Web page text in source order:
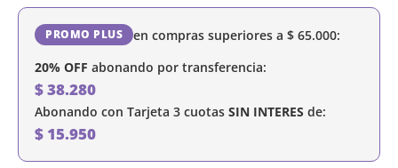
PROMO PLUS en compras superiores a $ 65.000:
20% OFF abonando por transferencia:
$38.280
Abonando con Tarjeta 3 cuotas SIN INTERES de:
$ 15.950